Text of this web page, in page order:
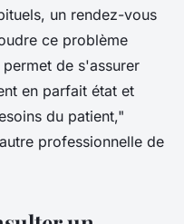
un rendez-vous
ce problème
de s'assurer
en parfait état et
du patient,"
professionnelle de